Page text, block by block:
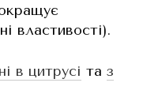
властивості).
в цитрусі та з